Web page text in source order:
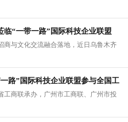
临“一带一路”国际科技企业联盟
商与文化交流融合落地，近日乌鲁木齐
路”国际科技企业联盟参与全国工
工商联承办，广州市工商联、广州市投